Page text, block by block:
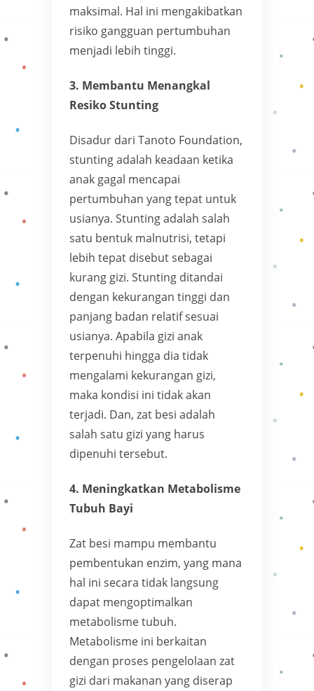
maksimal. Hal ini mengakibatkan
risiko gangguan pertumbuhan
menjadi lebih tinggi.
3. Membantu Menangkal
Resiko Stunting
Disadur dari Tanoto Foundation,
stunting adalah keadaan ketika
anak gagal mencapai
pertumbuhan yang tepat untuk
usianya. Stunting adalah salah
satu bentuk malnutrisi, tetapi
lebih tepat disebut sebagai
kurang gizi. Stunting ditandai
dengan kekurangan tinggi dan
panjang badan relatif sesuai
usianya. Apabila gizi anak
terpenuhi hingga dia tidak
mengalami kekurangan gizi,
maka kondisi ini tidak akan
terjadi. Dan, zat besi adalah
salah satu gizi yang harus
dipenuhi tersebut.
4. Meningkatkan Metabolisme
Tubuh Bayi
Zat besi mampu membantu
pembentukan enzim, yang mana
hal ini secara tidak langsung
dapat mengoptimalkan
metabolisme tubuh.
Metabolisme ini berkaitan
dengan proses pengelolaan zat
gizi dari makanan yang diserap